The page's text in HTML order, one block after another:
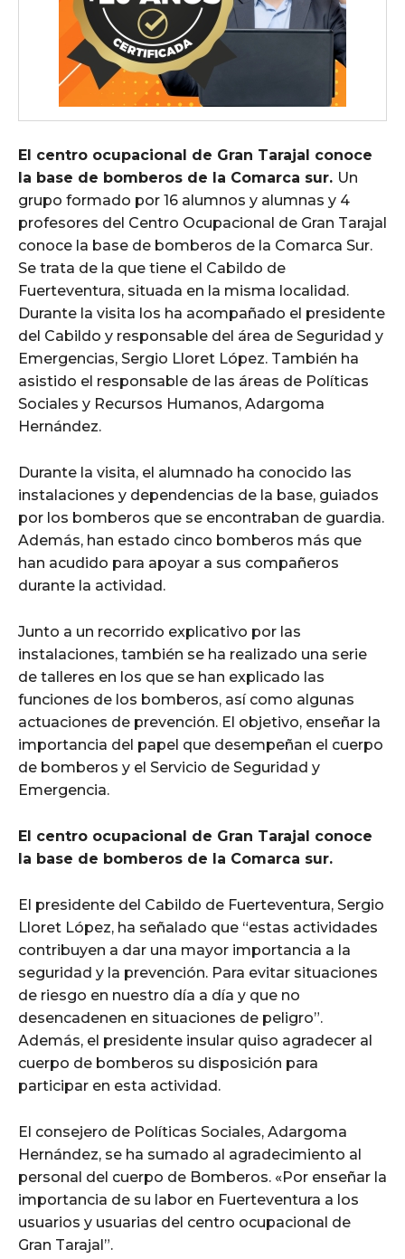
El centro ocupacional de Gran Tarajal conoce
la base de bomberos de la Comarca sur. Un
grupo formado por 16 alumnos y alumnas y 4
profesores del Centro Ocupacional de Gran Tarajal
conoce la base de bomberos de la Comarca Sur.
Se trata de la que tiene el Cabildo de
Fuerteventura, situada en la misma localidad.
Durante la visita los ha acompañado el presidente
del Cabildo y responsable del área de Seguridad y
Emergencias, Sergio Lloret López. También ha
asistido el responsable de las áreas de Políticas
Sociales y Recursos Humanos, Adargoma
Hernández.
Durante la visita, el alumnado ha conocido las
instalaciones y dependencias de la base, guiados
por los bomberos que se encontraban de guardia.
Además, han estado cinco bomberos más que
han acudido para apoyar a sus compañeros
durante la actividad.
Junto a un recorrido explicativo por las
instalaciones, también se ha realizado una serie
de talleres en los que se han explicado las
funciones de los bomberos, así como algunas
actuaciones de prevención. El objetivo, enseñar la
importancia del papel que desempeñan el cuerpo
de bomberos y el Servicio de Seguridad y
Emergencia.
El centro ocupacional de Gran Tarajal conoce
la base de bomberos de la Comarca sur.
El presidente del Cabildo de Fuerteventura, Sergio
Lloret López, ha señalado que “estas actividades
contribuyen a dar una mayor importancia a la
seguridad y la prevención. Para evitar situaciones
de riesgo en nuestro día a día y que no
desencadenen en situaciones de peligro”.
Además, el presidente insular quiso agradecer al
cuerpo de bomberos su disposición para
participar en esta actividad.
El consejero de Políticas Sociales, Adargoma
Hernández, se ha sumado al agradecimiento al
personal del cuerpo de Bomberos. «Por enseñar la
importancia de su labor en Fuerteventura a los
usuarios y usuarias del centro ocupacional de
Gran Tarajal”.